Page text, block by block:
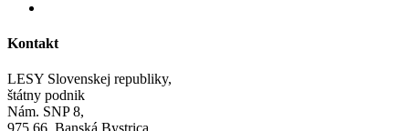
Kontakt
LESY Slovenskej republiky,
štátny podnik
Nám. SNP 8,
975 66 Banská Bystrica